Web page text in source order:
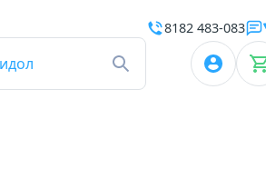
8182 483-083